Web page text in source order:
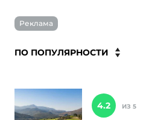
Реклама
4.2 ИЗ 5